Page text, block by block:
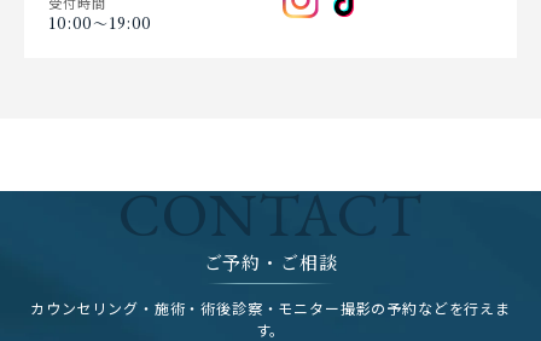
10:00〜19:00
CONTACT
ご予約・ご相談
カウンセリング・施術・術後診察・モニター撮影の予約などを行えま
す。